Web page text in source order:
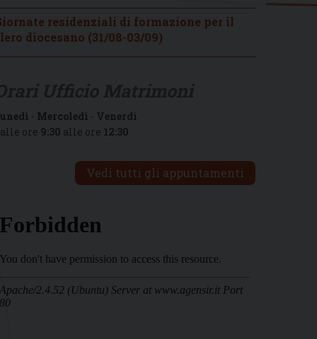
residenziali di formazione per il
diocesano (31/08-03/09)
- Mercoledì - Venerdì
ore 9:30 alle ore 12:30
Vedi tutti gli appuntamenti